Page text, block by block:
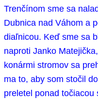
Trenčínom sme sa
Dubnica nad Váhom a
diaľnicou. Keď sme sa
naproti Janko
konármi stromov sa
ma to, aby som stočil
preletel ponad točiacou